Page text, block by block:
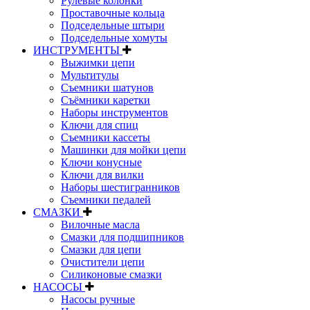
Проставочные кольца
Подседельные штыри
Подседельные хомуты
ИНСТРУМЕНТЫ
Выжимки цепи
Мультитулы
Съемники шатунов
Съёмники каретки
Наборы инструментов
Ключи для спиц
Съемники кассеты
Машинки для мойки цепи
Ключи конусные
Ключи для вилки
Наборы шестигранников
Съемники педалей
СМАЗКИ
Вилочные масла
Смазки для подшипников
Смазки для цепи
Очистители цепи
Силиконовые смазки
НАСОСЫ
Насосы ручные